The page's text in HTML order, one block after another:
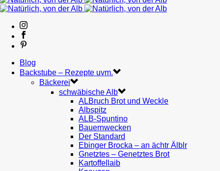
Blog
Backstube – Rezepte uvm.
Bäckerei
schwäbische Alb
ALBruch Brot und Weckle
Albspitz
ALB-Spuntino
Bauernwecken
Der Standard
Ebinger Brocka – an ächtr Älblr
Gnetztes – Genetztes Brot
Kartoffellaib